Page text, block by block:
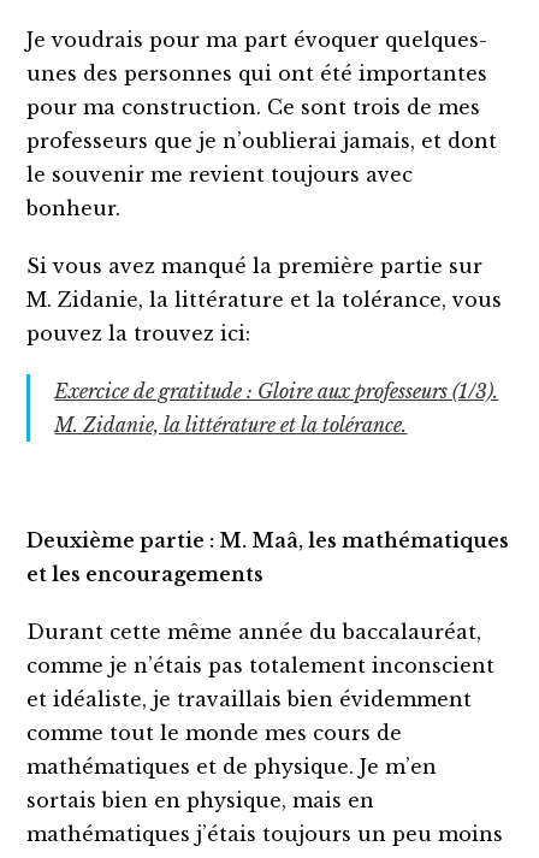
Je voudrais pour ma part évoquer quelques-
unes des personnes qui ont été importantes
pour ma construction. Ce sont trois de mes
professeurs que je n’oublierai jamais, et dont
le souvenir me revient toujours avec
bonheur.
Si vous avez manqué la première partie sur
M. Zidanie, la littérature et la tolérance, vous
pouvez la trouvez ici:
Exercice de gratitude : Gloire aux professeurs (1/3).
M. Zidanie, la littérature et la tolérance.
Deuxième partie : M. Maâ,les mathématiques
et les encouragements
Durant cette même année du baccalauréat,
comme je n’étais pas totalement inconscient
et idéaliste, je travaillais bien évidemment
comme tout le monde mes cours de
mathématiques et de physique. Je m’en
sortais bien en physique, mais en
mathématiques j’étais toujours un peu moins